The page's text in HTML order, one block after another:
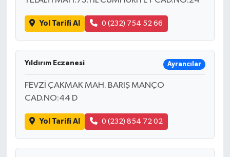
Yol Tarifi Al 0 (232) 754 52 66
Yıldırım Eczanesi Ayrancılar
FEVZİ ÇAKMAK MAH. BARIŞ MANÇO
CAD.NO:44 D
Yol Tarifi Al 0 (232) 854 72 02